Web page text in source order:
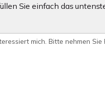
Sie einfach das